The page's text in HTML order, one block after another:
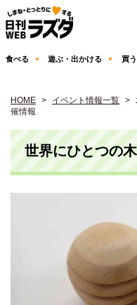
食べる 遊ぶ・出かける 買う
HOME イベント情報一覧
催情報
世界にひとつの